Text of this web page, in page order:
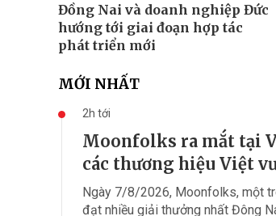
Đồng Nai và doanh nghiệp Đức
hướng tới giai đoạn hợp tác
phát triển mới
MỚI NHẤT
2h tới
Moonfolks ra mắt tại
các thương hiệu Việt
Ngày 7/8/2026, Moonfolks, một
đạt nhiều giải thưởng nhất Đông